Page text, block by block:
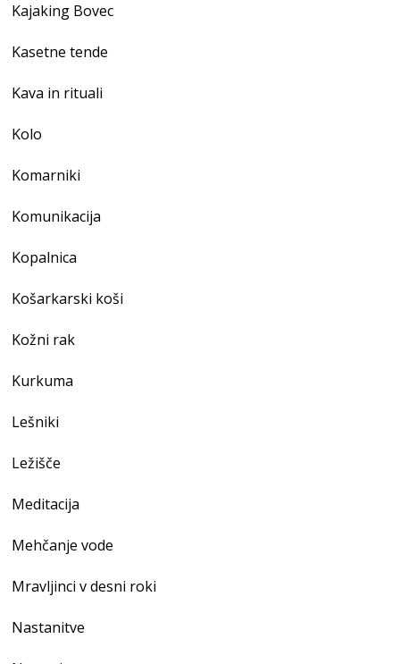
Kajaking Bovec
Kasetne tende
Kava in rituali
Kolo
Komarniki
Komunikacija
Kopalnica
Košarkarski koši
Kožni rak
Kurkuma
Lešniki
Ležišče
Meditacija
Mehčanje vode
Mravljinci v desni roki
Nastanitve